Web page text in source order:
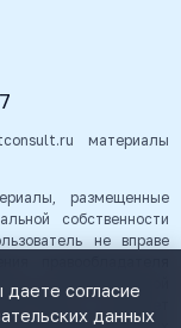
материалы
размещенные
собственности
не вправе
интеллектуальной
оставляет
согласие
данных